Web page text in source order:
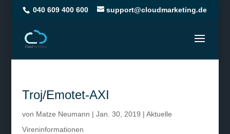
040 609 400 600 support@cloudmarketing.de
Troj/Emotet-AXI
von Matze Neumann | Jan. 30, 2019 | Aktuelle
Vireninformationen